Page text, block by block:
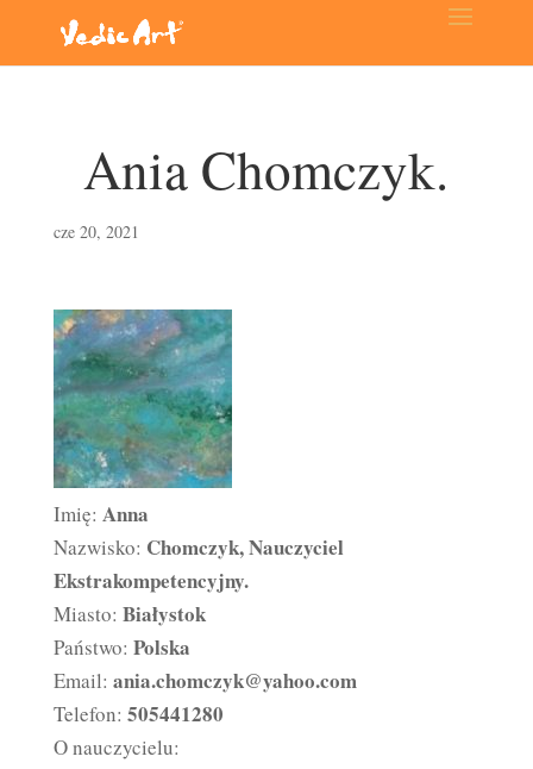
Ania Chomczyk.
cze 20, 2021
Imię: Anna
Nazwisko: Chomczyk, Nauczyciel
Ekstrakompetencyjny.
Miasto: Białystok
Państwo: Polska
Email: ania.chomczyk@yahoo.com
Telefon: 505441280
O nauczycielu: